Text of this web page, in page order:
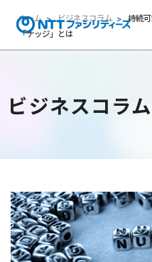
ホーム ビジネスコラム
持続
「ナッジ」とは
ビジネスコラム